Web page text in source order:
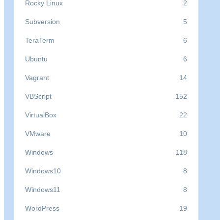
Rocky Linux 2
Subversion 5
TeraTerm 6
Ubuntu 6
Vagrant 14
VBScript 152
VirtualBox 22
VMware 10
Windows 118
Windows10 8
Windows11 8
WordPress 19